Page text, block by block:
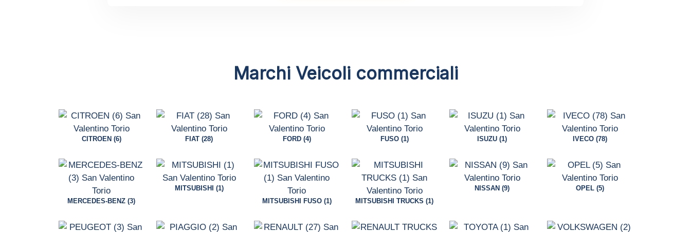
Marchi Veicoli commerciali
CITROEN (6) FIAT (28) FORD (4) FUSO (1) ISUZU (1) IVECO (78)
MERCEDES-BENZ (3)
MITSUBISHI (1)
MITSUBISHI FUSO (1)
MITSUBISHI TRUCKS (1)
NISSAN (9) OPEL (5)